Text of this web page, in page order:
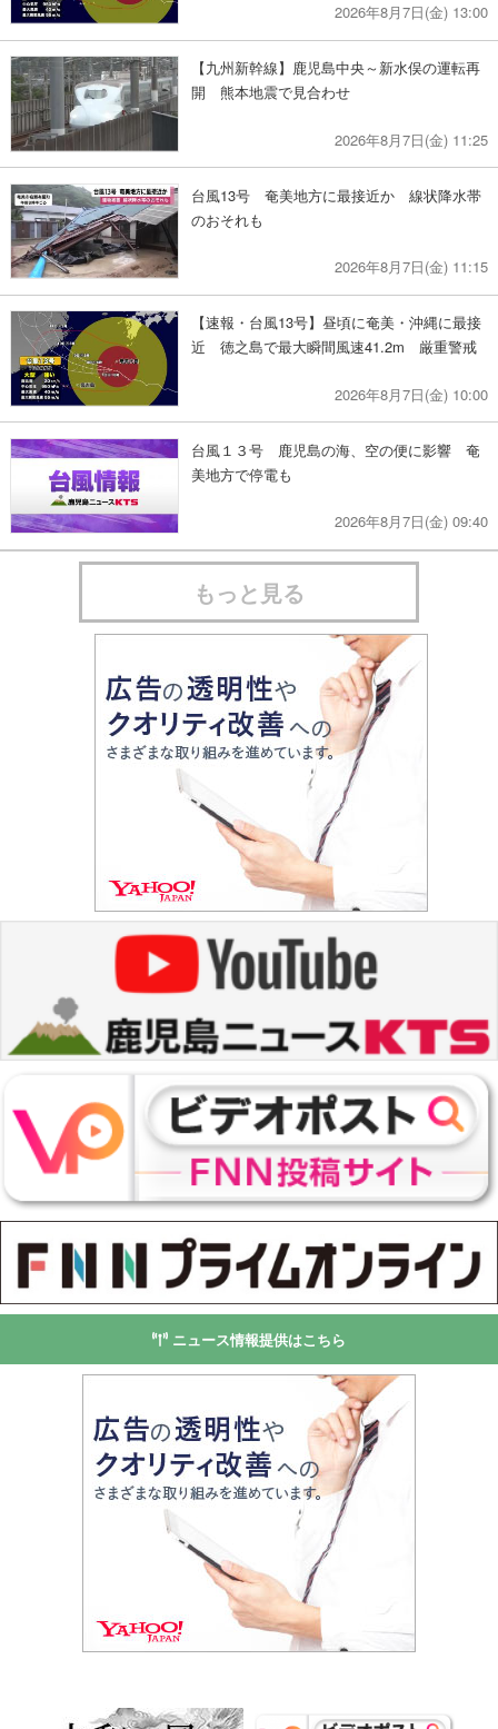
2026年8月7日(金) 13:00
【九州新幹線】鹿児島中央～新水俣の運転再
開 熊本地震で見合わせ
2026年8月7日(金) 11:25
台風13号 奄美地方に最接近か 線状降水帯
のおそれも
2026年8月7日(金) 11:15
【速報・台風13号】昼頃に奄美・沖縄に最接
近 徳之島で最大瞬間風速41.2m 厳重警戒
2026年8月7日(金) 10:00
台風１３号 鹿児島の海、空の便に影響 奄
美地方で停電も
2026年8月7日(金) 09:40
もっと見る
ニュース情報提供はこちら